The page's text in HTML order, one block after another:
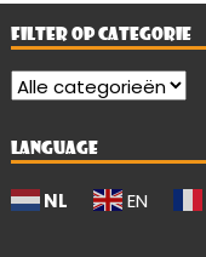
FILTER OP CATEGORIE
LANGUAGE
NL EN